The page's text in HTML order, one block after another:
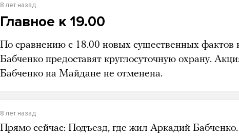
8 лет назад
Главное к 19.00
По сравнению с 18.00 новых существенных фактов
Бабченко предоставят круглосуточную охрану.
Бабченко на Майдане не отменена.
8 лет назад
Прямо сейчас: Подъезд, где жил Аркадий Бабченко.